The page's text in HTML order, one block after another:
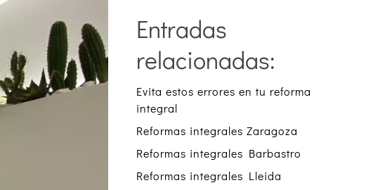
Entradas
relacionadas:
Evita estos errores en tu reforma
integral
Reformas integrales Zaragoza
Reformas integrales Barbastro
Reformas integrales Lleida